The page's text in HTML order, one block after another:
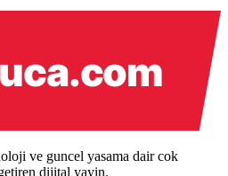
ve guncel yasama dair cok
dijital yayin.